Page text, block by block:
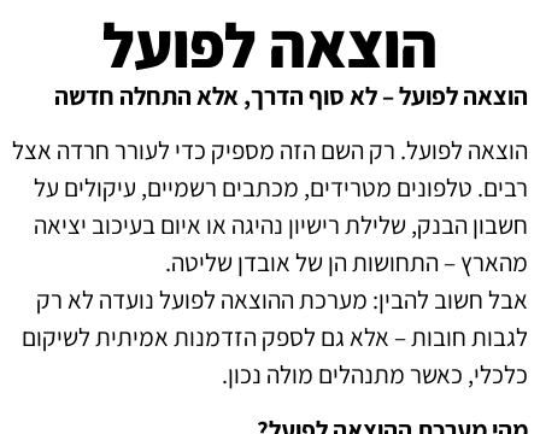
הוצאה לפועל
הוצאה לפועל – לא סוף הדרך, אלא התחלה חדשה
הוצאה לפועל. רק השם הזה מספיק כדי לעורר חרדה אצל
רבים. טלפונים מטרידים, מכתבים רשמיים, עיקולים על
חשבון הבנק, שלילת רישיון נהיגה או איום בעיכוב יציאה
מהארץ – התחושות הן של אובדן שליטה.
אבל חשוב להבין: מערכת ההוצאה לפועל נועדה לא רק
לגבות חובות – אלא גם לספק הזדמנות אמיתית לשיקום
כלכלי, כאשר מתנהלים מולה נכון.